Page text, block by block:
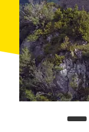
dels Llengots y
olvidar el
Molí Bancells
Sorribes y la
Los
indican
alojarse para
desarrollado un